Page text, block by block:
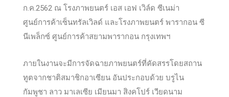
ก.ค.2562 ณ โรงภาพยนตร์ เอส เอฟ เวิล์ด ซีเนม่า
ศูนย์การค้าเซ็นทรัลเวิลด์ และโรงภาพยนตร์ พารากอน ซี
นีเพล็กซ์ ศูนย์การค้าสยามพารากอน กรุงเทพฯ
ภายในงานจะมีการจัดฉายภาพยนตร์ที่คัดสรรโดยสถาน
ทูตจากชาติสมาชิกอาเซียน อันประกอบด้วย บรูไน
กัมพูชา ลาว มาเลเซีย เมียนมา สิงคโปร์ เวียดนาม